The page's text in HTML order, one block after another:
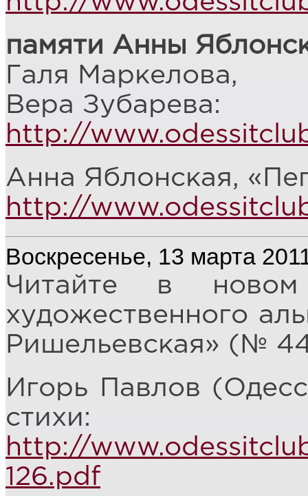
памяти Анны
Галя Маркелова,
Вера Зубарева:
http://
Анна Яблонская,
http://
Воскресенье, 13 марта
Читайте в новом
художественного
Ришельевская» (№
Игорь Павлов
стихи:
http://
126.pdf